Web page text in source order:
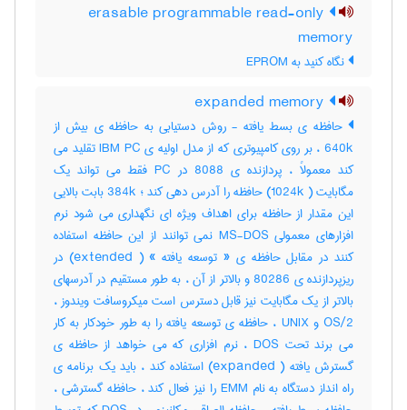
erasable programmable read-only
memory
نگاه کنید به ‎ EPROM
حافظه ی بسط یافته - روش دستیابی به حافظه ی بیش از
640k ، بر روی کامپیوتری که از مدل اولیه ی IBM PC تقلید می
کند معمولاً ، پردازنده ی 8088 در PC فقط می تواند یک
مگابایت ( 1024k) حافظه را آدرس دهی کند ؛ 384k بابت بالایی
این مقدار از حافظه برای اهداف ویژه ای نگهداری می شود نرم
افزارهای معمولی MS-DOS نمی توانند از این حافظه استفاده
کنند در مقابل حافظه ی « توسعه یافته » ( extended) در
ریزپردازنده ی 80286 و بالاتر از آن ، به طور مستقیم در آدرسهای
بالاتر از یک مگابایت نیز قابل دسترس است میکروسافت ویندوز ،
OS/2 و UNIX ، حافظه ی توسعه یافته را به طور خودکار به کار
می برند تحت DOS ، نرم افزاری که می خواهد از حافظه ی
گسترش یافته ( expanded) استفاده کند ، باید یک برنامه ی
راه انداز دستگاه به نام EMM را نیز فعال کند ، حافظه گسترشی ،